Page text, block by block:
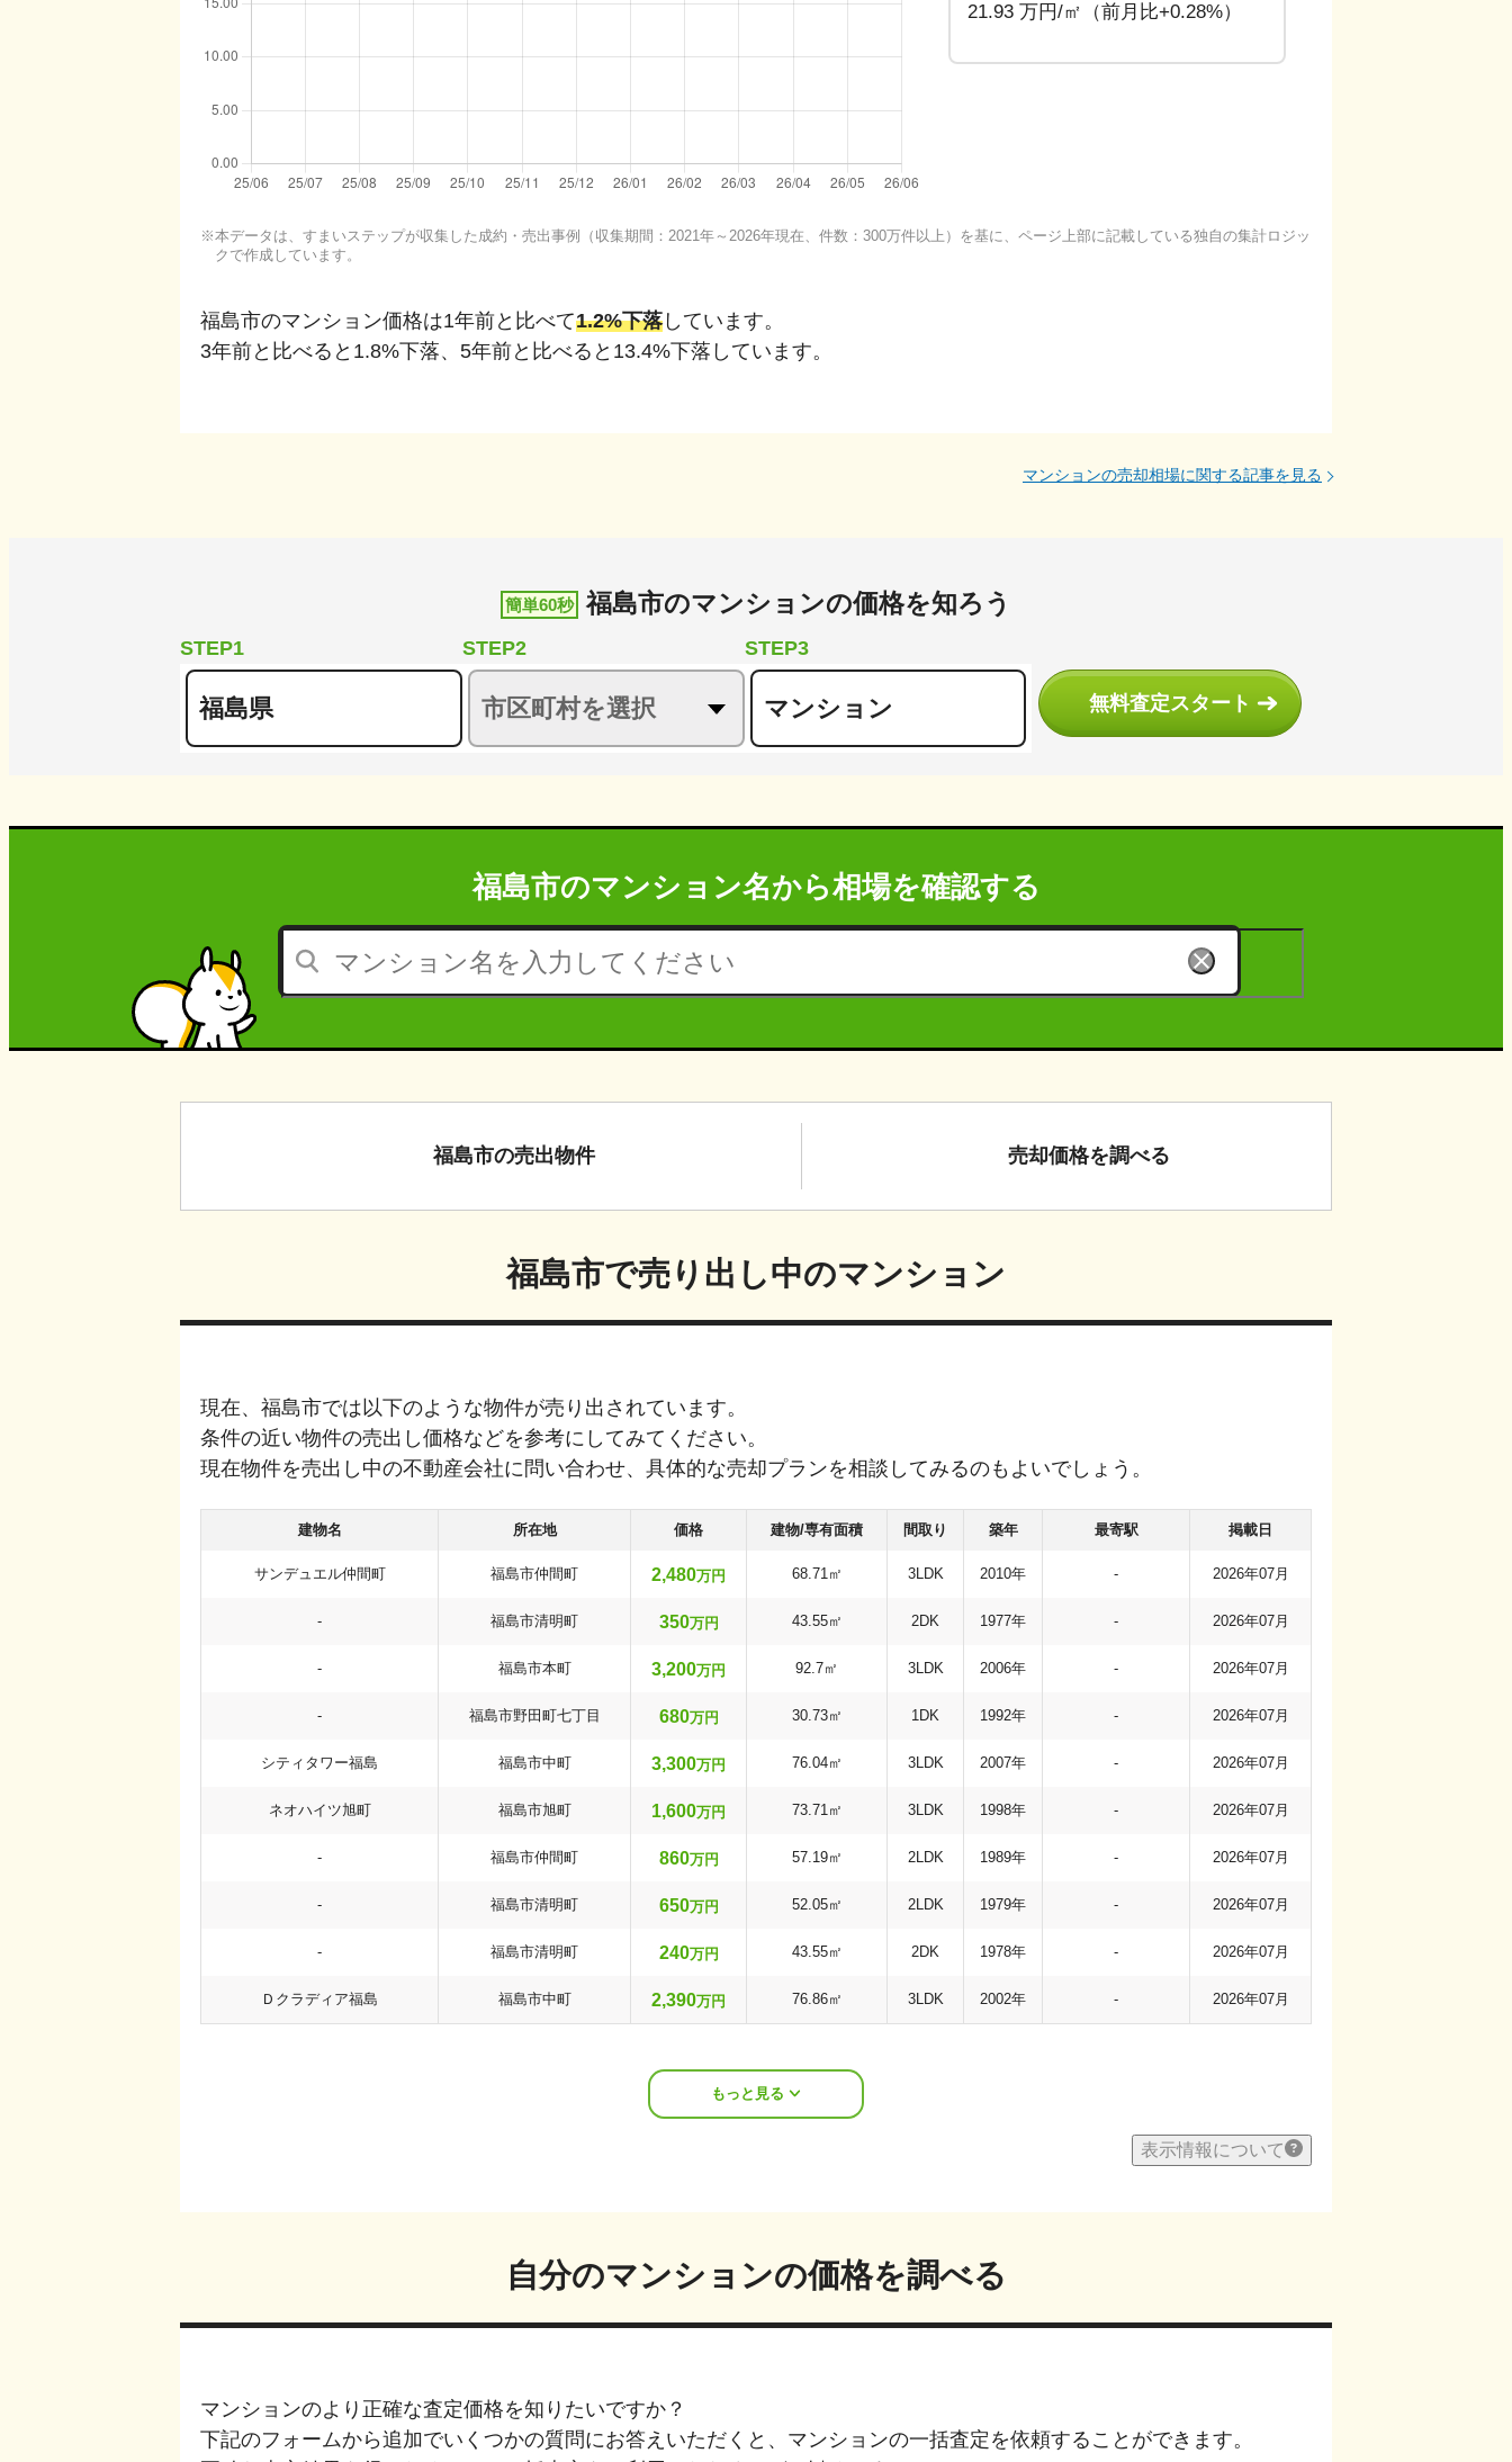
21.93 万円/㎡（前月比+0.28%）
本データは、すまいステップが収集した成約・売出事例（収集期間：2021年～2026年現在、件数：300万件以上）を基に、ページ上部に記載している独自の集計ロジッ
クで作成しています。
福島市のマンション価格は1年前と比べて1.2%下落しています。
3年前と比べると 1.8%下落、 5年前と比べると 13.4%下落 しています。
マンションの売却相場に関する記事を見る
簡単60秒 福島市のマンションの価格を知ろう
STEP1 STEP2 STEP3
無料査定スタート
福島市のマンション名から相場を確認する
福島市の売出物件 売却価格を調べる
福島市で売り出し中のマンション
現在、 福島市では以下のような物件が売り出されています。
条件の近い物件の売出し価格などを参考にしてみてください。
現在物件を売出し中の不動産会社に問い合わせ、具体的な売却プランを相談してみるのもよいでしょう。
建物名 所在地 価格 建物/専有面積 間取り 築年 最寄駅 掲載日
サンデュエル仲間町 福島市仲間町 2,480万円 68.71㎡ 3LDK 2010年 - 2026年07月
- 福島市清明町 350万円 43.55㎡ 2DK 1977年 - 2026年07月
- 福島市本町 3,200万円 92.7㎡ 3LDK 2006年 - 2026年07月
- 福島市野田町七丁目 680万円 30.73㎡ 1DK 1992年 - 2026年07月
シティタワー福島 福島市中町 3,300万円 76.04㎡ 3LDK 2007年 - 2026年07月
ネオハイツ旭町 福島市旭町 1,600万円 73.71㎡ 3LDK 1998年 - 2026年07月
- 福島市仲間町 860万円 57.19㎡ 2LDK 1989年 - 2026年07月
- 福島市清明町 650万円 52.05㎡ 2LDK 1979年 - 2026年07月
- 福島市清明町 240万円 43.55㎡ 2DK 1978年 - 2026年07月
Ｄクラディア福島 福島市中町 2,390万円 76.86㎡ 3LDK 2002年 - 2026年07月
もっと見る
表示情報について
自分のマンションの価格を調べる
マンションのより正確な査定価格を知りたいですか？
下記のフォームから追加でいくつかの質問にお答えいただくと、マンションの一括査定を依頼することができます。